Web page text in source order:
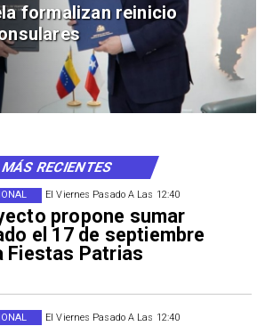
rechazan dichos de Camila
Fabiola Campillai
El Viernes Pasado A Las 12:40
propone sumar
el 17 de septiembre
Fiestas Patrias
El Viernes Pasado A Las 12:40
MÁS RECIENTES